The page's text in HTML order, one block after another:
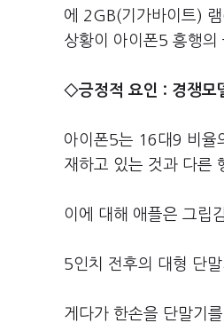
에 2GB(기가바이트)
상황이 아이폰5 흥행의
◇긍정적 요인 : 경쟁모
아이폰5는 16대9 비율
재하고 있는 것과 다른
이에 대해 애플은 그립
5인치 전후의 대형 단
게다가 한손을 단말기